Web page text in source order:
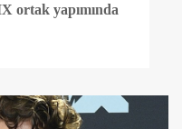
ortak yapımında